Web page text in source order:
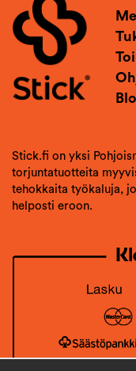
Stick.fi on yksi
torjuntatuotteita
tehokkaita työkaluja,
helposti eroon.